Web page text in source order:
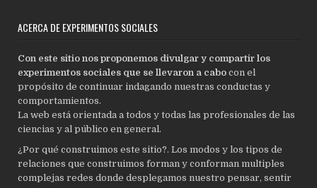
ACERCA DE EXPERIMENTOS SOCIALES
Con este sitio nos proponemos divulgar y compartir los
experimentos sociales que se llevaron a cabo con el
propósito de continuar indagando nuestras conductas y
comportamientos.
La web está orientada a todos y todas las profesionales de las
ciencias y al público en general.
¿Por qué construimos este sitio?. Los modos y los tipos de
relaciones que construimos forman y conforman multiples
complejas redes donde desplegamos nuestro pensar, sentir